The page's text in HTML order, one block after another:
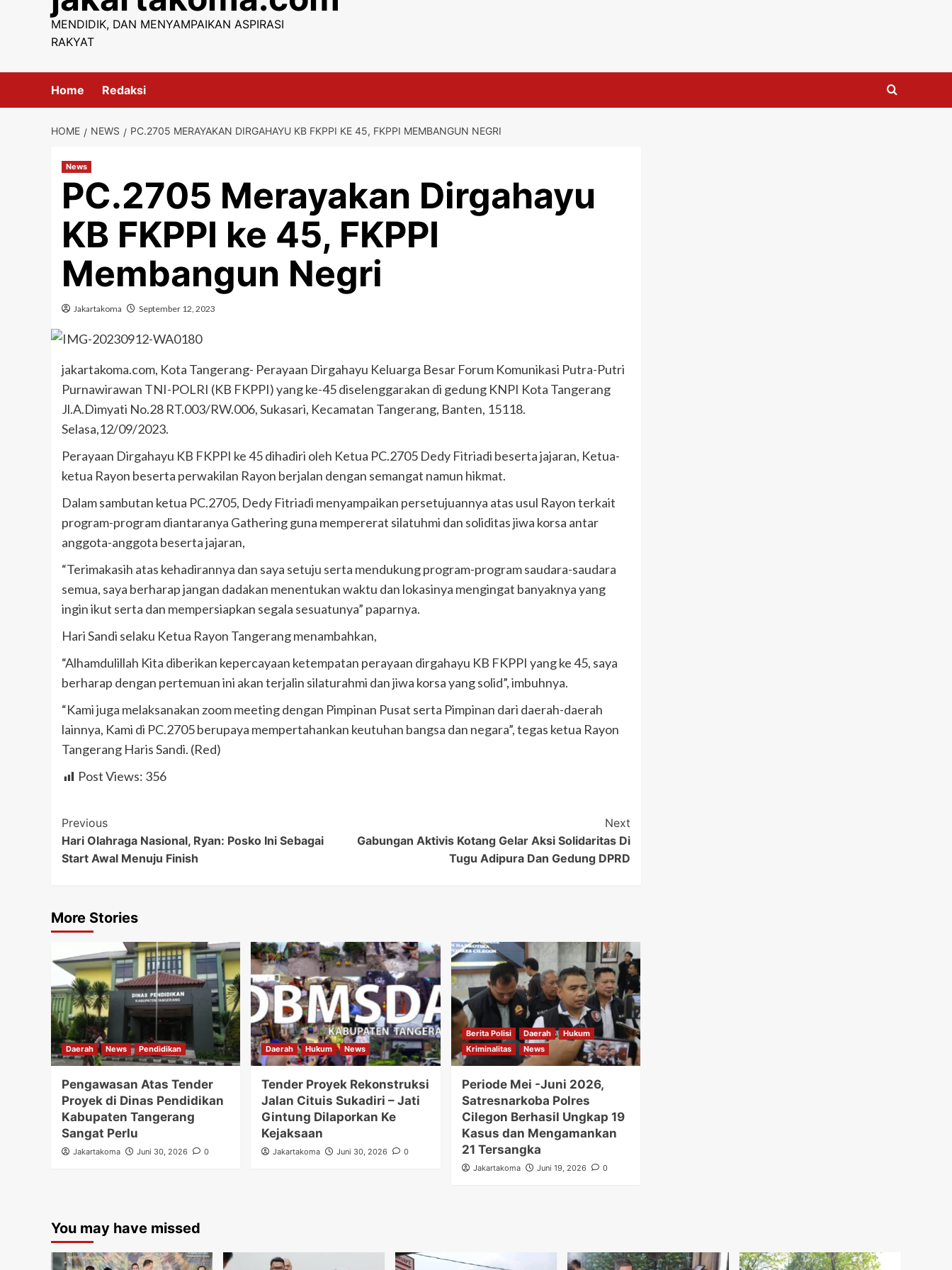
MENDIDIK, DAN MENYAMPAIKAN ASPIRASI
RAKYAT
Home Redaksi
HOME NEWS PC.2705 MERAYAKAN DIRGAHAYU KB FKPPI KE 45, FKPPI MEMBANGUN NEGRI
News
PC.2705 Merayakan Dirgahayu
KB FKPPI ke 45, FKPPI
Membangun Negri
Jakartakoma September 12, 2023
jakartakoma.com, Kota Tangerang- Perayaan Dirgahayu Keluarga Besar Forum Komunikasi Putra-Putri
Purnawirawan TNI-POLRI (KB FKPPI) yang ke-45 diselenggarakan di gedung KNPI Kota Tangerang
Jl.A.Dimyati No.28 RT.003/RW.006, Sukasari, Kecamatan Tangerang, Banten, 15118.
Selasa,12/09/2023.
Perayaan Dirgahayu KB FKPPI ke 45 dihadiri oleh Ketua PC.2705 Dedy Fitriadi beserta jajaran, Ketua-
ketua Rayon beserta perwakilan Rayon berjalan dengan semangat namun hikmat.
Dalam sambutan ketua PC.2705, Dedy Fitriadi menyampaikan persetujuannya atas usul Rayon terkait
program-program diantaranya Gathering guna mempererat silatuhmi dan soliditas jiwa korsa antar
anggota-anggota beserta jajaran,
“Terimakasih atas kehadirannya dan saya setuju serta mendukung program-program saudara-saudara
semua, saya berharap jangan dadakan menentukan waktu dan lokasinya mengingat banyaknya yang
ingin ikut serta dan mempersiapkan segala sesuatunya” paparnya.
Hari Sandi selaku Ketua Rayon Tangerang menambahkan,
“Alhamdulillah Kita diberikan kepercayaan ketempatan perayaan dirgahayu KB FKPPI yang ke 45, saya
berharap dengan pertemuan ini akan terjalin silaturahmi dan jiwa korsa yang solid”, imbuhnya.
“Kami juga melaksanakan zoom meeting dengan Pimpinan Pusat serta Pimpinan dari daerah-daerah
lainnya, Kami di PC.2705 berupaya mempertahankan keutuhan bangsa dan negara”, tegas ketua Rayon
Tangerang Haris Sandi. (Red)
Post Views: 356
Post
Navigation
Previous
Hari Olahraga Nasional, Ryan: Posko Ini Sebagai
Start Awal Menuju Finish
Next
Gabungan Aktivis Kotang Gelar Aksi Solidaritas Di
Tugu Adipura Dan Gedung DPRD
More Stories
Daerah News Pendidikan
Pengawasan Atas Tender
Proyek di Dinas Pendidikan
Kabupaten Tangerang
Sangat Perlu
Jakartakoma Juni 30, 2026 0
Daerah Hukum News
Tender Proyek Rekonstruksi
Jalan Cituis Sukadiri – Jati
Gintung Dilaporkan Ke
Kejaksaan
Jakartakoma Juni 30, 2026 0
Berita Polisi Daerah
Hukum
Kriminalitas
News
Periode Mei -Juni 2026,
Satresnarkoba Polres
Cilegon Berhasil Ungkap 19
Kasus dan Mengamankan
21 Tersangka
Jakartakoma Juni 19, 2026 0
You may have missed